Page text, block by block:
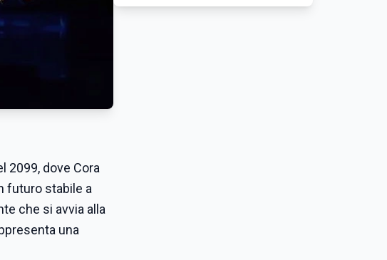
2099, dove Cora
futuro stabile a
che si avvia alla
una